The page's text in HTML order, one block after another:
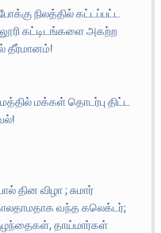
நிலத்தில் கட்டப்பட்ட
கட்டிடங்களை அகற்ற
தீர்மானம்!
மக்கள் தொடர்பு திட்ட
தின விழா ; சுமார்
வந்த கலெக்டர்;
தாய்மார்கள்